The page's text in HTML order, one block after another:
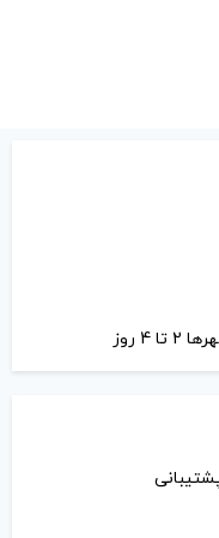
برای زمانی که دوباره
قیمت ها بروز